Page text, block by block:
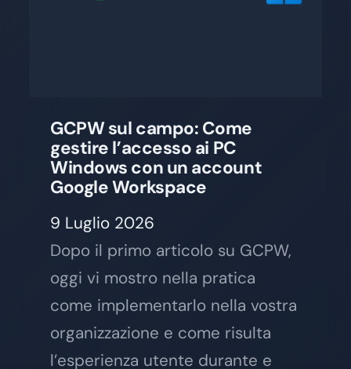
GCPW sul campo: Come
gestire l’accesso ai PC
Windows con un account
Google Workspace
9 Luglio 2026
Dopo il primo articolo su GCPW,
oggi vi mostro nella pratica
come implementarlo nella vostra
organizzazione e come risulta
l’esperienza utente durante e